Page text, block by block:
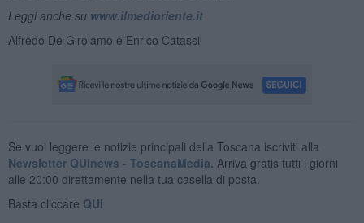
Leggi anche su www.ilmedioriente.it
Alfredo De Girolamo e Enrico Catassi
Se vuoi leggere le notizie principali della Toscana iscriviti alla
Newsletter QUInews - ToscanaMedia. Arriva gratis tutti i giorni
alle 20:00 direttamente nella tua casella di posta.
Basta cliccare QUI